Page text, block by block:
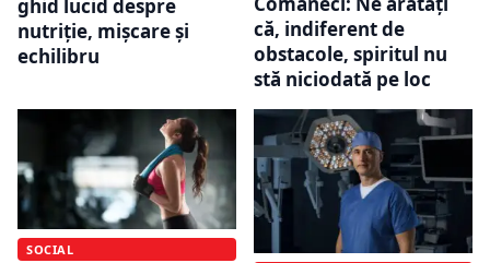
ghid lucid despre
nutriție, mișcare și
echilibru
că, indiferent de
obstacole, spiritul nu
stă niciodată pe loc
SOCIAL